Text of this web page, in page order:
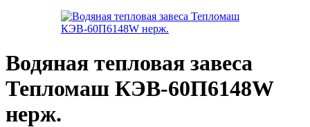
Водяная тепловая завеса
Тепломаш КЭВ-60П6148W
нерж.